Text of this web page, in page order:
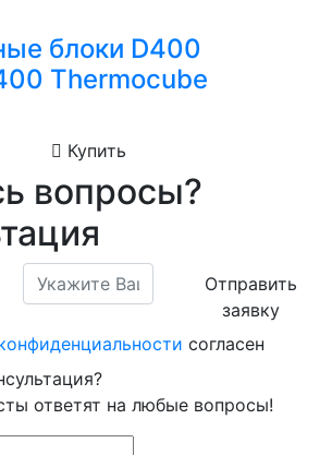
блоки D400
Thermocube
Купить
вопросы?
Отправить
заявку
согласен
ответят на любые вопросы!